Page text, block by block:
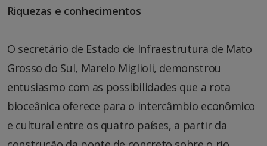
Riquezas e conhecimentos
O secretário de Estado de Infraestrutura de Mato
Grosso do Sul, Marelo Miglioli, demonstrou
entusiasmo com as possibilidades que a rota
bioceânica oferece para o intercâmbio econômico
e cultural entre os quatro países, a partir da